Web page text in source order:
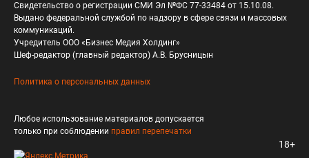
Свидетельство о регистрации СМИ Эл №ФС 77-33484 от 15.10.08.
Выдано федеральной службой по надзору в сфере связи и массовых
коммуникаций.
Учредитель ООО «Бизнес Медия Холдинг»
Шеф-редактор (главный редактор) А.В. Брусницын
Политика о персональных данных
Любое использование материалов допускается
только при соблюдении правил перепечатки
18+